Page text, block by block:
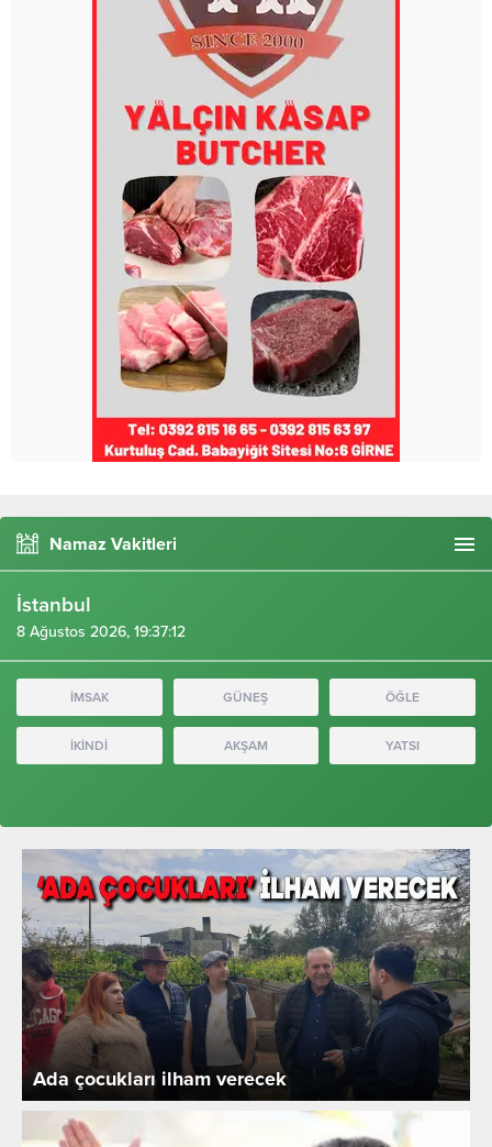
Namaz Vakitleri
İstanbul
8 Ağustos 2026, 19:37:14
İMSAK GÜNEŞ ÖĞLE
İKİNDİ AKŞAM YATSI
Ada çocukları ilham verecek